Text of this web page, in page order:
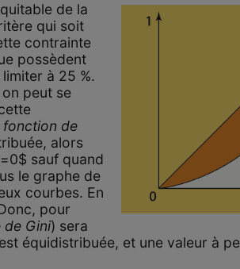
de la
qui soit
contrainte
possèdent
à 25 %.
peut se
fonction de
alors
sauf quand
le graphe de
courbes. En
pour
de Gini) sera
équidistribuée, et une valeur à